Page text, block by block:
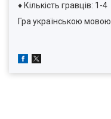
♦ Кількість гравців: 1-4
Гра українською мовою.